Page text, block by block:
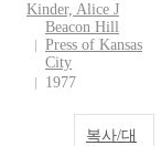
Kinder, Alice J
Beacon Hill
Press of Kansas
City
1977
복사/대